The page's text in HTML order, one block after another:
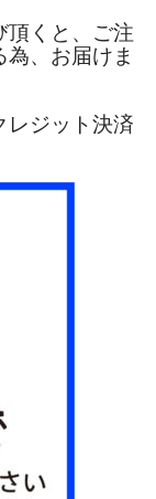
頂くと、ご注
、お届けま
レジット決済